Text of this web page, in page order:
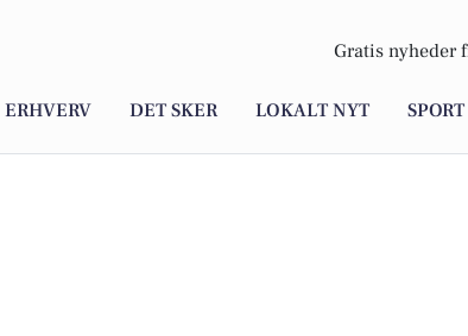
Gratis nyheder
ERHVERV DET SKER LOKALT NYT SPORT